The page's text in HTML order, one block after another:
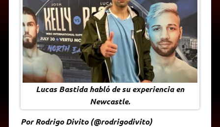
Lucas Bastida habló de su experiencia en
Newcastle.
Por Rodrigo Divito (@rodrigodivito)